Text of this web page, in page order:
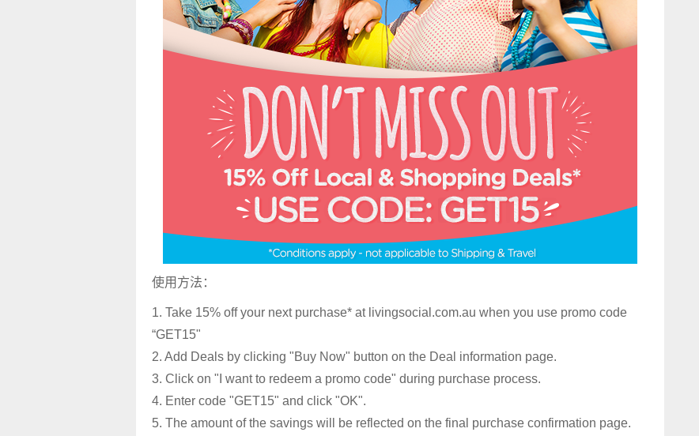
使用方法：
1. Take 15% off your next purchase* at livingsocial.com.au when you use promo code
“GET15"
2. Add Deals by clicking "Buy Now" button on the Deal information page.
3. Click on "I want to redeem a promo code" during purchase process.
4. Enter code "GET15" and click "OK".
5. The amount of the savings will be reflected on the final purchase confirmation page.